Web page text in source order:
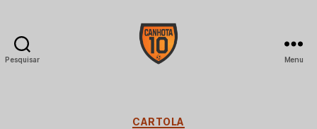
Pesquisar Menu
Categorias
CARTOLA